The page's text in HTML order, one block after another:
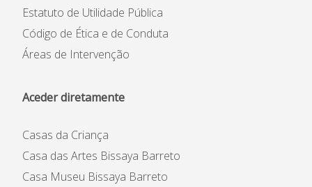
Estatuto de Utilidade Pública
Código de Ética e de Conduta
Áreas de Intervenção
Aceder diretamente
Casas da Criança
Casa das Artes Bissaya Barreto
Casa Museu Bissaya Barreto